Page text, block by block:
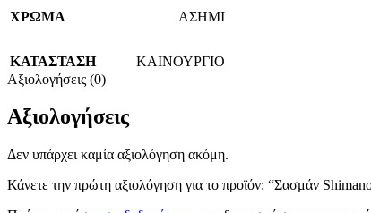
ΧΡΩΜΑ ΑΣΗΜΙ
ΚΑΤΑΣΤΑΣΗ
ΚΑΙΝΟΥΡΓΙΟ
Αξιολογήσεις (0)
Αξιολογήσεις
Δεν υπάρχει καμία αξιολόγηση ακόμη.
Κάνετε την πρώτη αξιολόγηση για το προϊόν: “Σασμάν